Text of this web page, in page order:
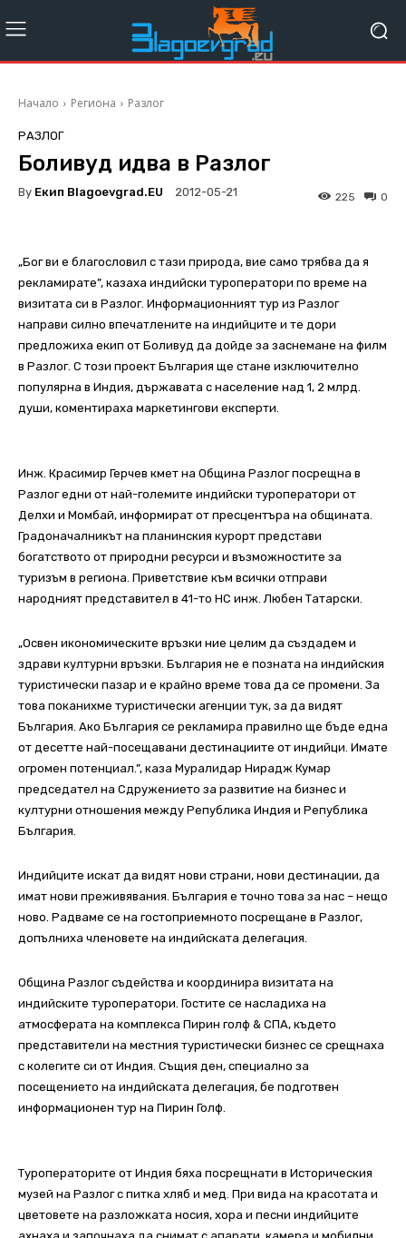
Начало Региона Разлог
РАЗЛОГ
Боливуд идва в Разлог
By Екип Blagoevgrad.EU 2012-05-21 0
225
„Бог ви е благословил с тази природа, вие само трябва да я
рекламирате”, казаха индийски туроператори по време на
визитата си в Разлог. Информационният тур из Разлог
направи силно впечатлените на индийците и те дори
предложиха екип от Боливуд да дойде за заснемане на филм
в Разлог. С този проект България ще станe изключително
популярна в Индия, държавата с население над 1, 2 млрд.
души, коментираха маркетингови експерти.
Инж. Красимир Герчев кмет на Община Разлог посрещна в
Разлог едни от най-големите индийски туроператори от
Делхи и Момбай, информират от пресцентъра на общината.
Градоначалникът на планинския курорт представи
богатството от природни ресурси и възможностите за
туризъм в региона. Приветствие към всички отправи
народният представител в 41-то НС инж. Любен Tатарски.
„Освен икономическите връзки ние целим да създадем и
здрави културни връзки. България не е позната на индийския
туристически пазар и е крайно време това да се промени. За
това поканихме туристически агенции тук, за да видят
България. Ако България се рекламира правилно ще бъде една
от десетте най-посещавани дестинациите от индийци. Имате
огромен потенциал.”, каза Муралидар Нирадж Кумар
председател на Сдружението за развитие на бизнес и
културни отношения между Република Индия и Република
България.
Индийците искат да видят нови страни, нови дестинации, да
имат нови преживявания. България е точно това за нас – нещо
ново. Радваме се на гостоприемното посрещане в Разлог,
допълниха членовете на индийската делегация.
Община Разлог съдейства и координира визитата на
индийските туроператори. Гостите се насладиха на
атмосферата на комплекса Пирин голф & СПА, където
представители на местния туристически бизнес се срещнаха
с колегите си от Индия. Същия ден, специално за
посещението на индийската делегация, бе подготвен
информационен тур на Пирин Голф.
Туроператорите от Индия бяха посрещнати в Историческия
музей на Разлог с питка хляб и мед. При вида на красотата и
цветовете на разложката носия, хора и песни индийците